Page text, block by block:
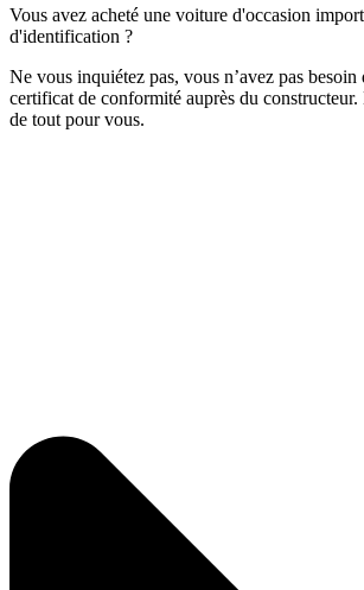
Vous avez acheté une voiture d'occasion
d'identification ?
Ne vous inquiétez pas, vous n’avez pas besoin
certificat de conformité auprès du
de tout pour vous.